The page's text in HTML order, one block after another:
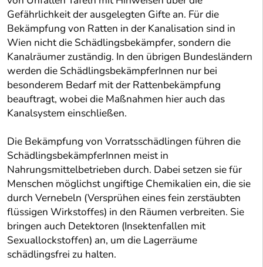
Gefährlichkeit der ausgelegten Gifte an. Für die
Bekämpfung von Ratten in der Kanalisation sind in
Wien nicht die Schädlingsbekämpfer, sondern die
Kanalräumer zuständig. In den übrigen Bundesländern
werden die SchädlingsbekämpferInnen nur bei
besonderem Bedarf mit der Rattenbekämpfung
beauftragt, wobei die Maßnahmen hier auch das
Kanalsystem einschließen.
Die Bekämpfung von Vorratsschädlingen führen die
SchädlingsbekämpferInnen meist in
Nahrungsmittelbetrieben durch. Dabei setzen sie für
Menschen möglichst ungiftige Chemikalien ein, die sie
durch Vernebeln (Versprühen eines fein zerstäubten
flüssigen Wirkstoffes) in den Räumen verbreiten. Sie
bringen auch Detektoren (Insektenfallen mit
Sexuallockstoffen) an, um die Lagerräume
schädlingsfrei zu halten.